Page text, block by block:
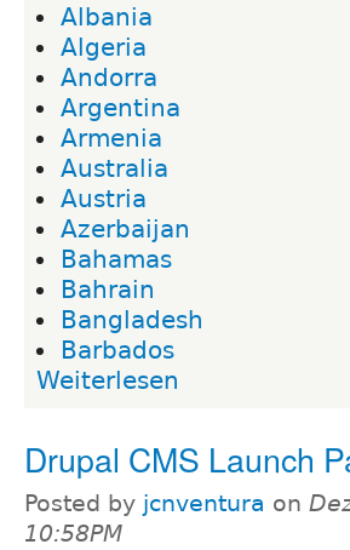
Albania
Algeria
Andorra
Argentina
Armenia
Australia
Austria
Azerbaijan
Bahamas
Bahrain
Bangladesh
Barbados
Weiterlesen
Drupal CMS Launch
Posted by jcnventura on
10:58PM